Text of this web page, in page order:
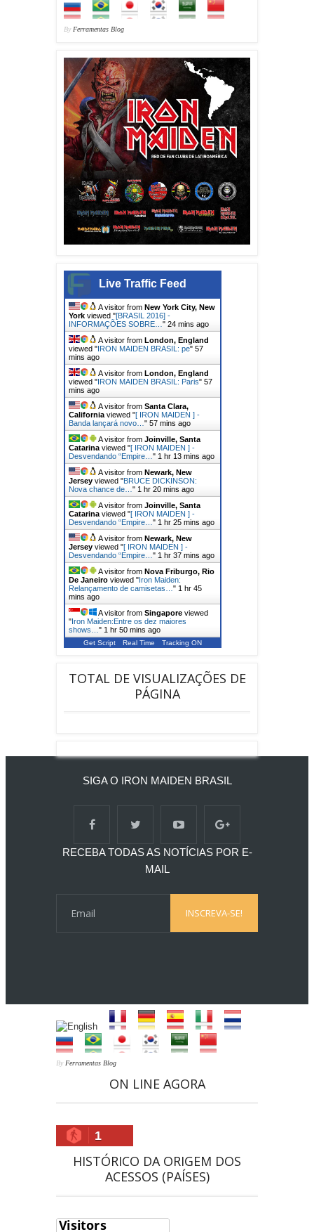
By Ferramentas Blog
Live Traffic Feed
A visitor from New York City, New
York viewed "[BRASIL 2016] -
INFORMAÇÕES SOBRE… " 24 mins ago
A visitor from London, England
viewed "IRON MAIDEN BRASIL: pe" 57
mins ago
A visitor from London, England
viewed "IRON MAIDEN BRASIL: Paris" 57
mins ago
A visitor from Santa Clara,
California viewed "[ IRON MAIDEN ] -
Banda lançará novo… " 57 mins ago
A visitor from Joinville, Santa
Catarina viewed "[ IRON MAIDEN ] -
Desvendando “Empire… " 1 hr 13 mins ago
A visitor from Newark, New
Jersey viewed "BRUCE DICKINSON:
Nova chance de… " 1 hr 20 mins ago
A visitor from Joinville, Santa
Catarina viewed "[ IRON MAIDEN ] -
Desvendando “Empire… " 1 hr 25 mins ago
A visitor from Newark, New
Jersey viewed "[ IRON MAIDEN ] -
Desvendando “Empire… " 1 hr 37 mins ago
A visitor from Nova Friburgo, Rio
De Janeiro viewed "Iron Maiden:
Relançamento de camisetas… " 1 hr 45
mins ago
A visitor from Singapore viewed
"Iron Maiden:Entre os dez maiores
shows… " 1 hr 50 mins ago
Get Script Real Time Tracking ON
TOTAL DE VISUALIZAÇÕES DE
PÁGINA
SIGA O IRON MAIDEN BRASIL
RECEBA TODAS AS NOTÍCIAS POR E-
MAIL
By Ferramentas Blog
ON LINE AGORA
1
HISTÓRICO DA ORIGEM DOS
ACESSOS (PAÍSES)